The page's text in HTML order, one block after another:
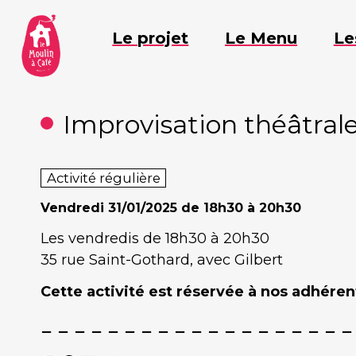
contenu
Le projet Le Menu
Improvisation
Activité régulière
Vendredi 31/01/2025 de 18h30 à 20h30
Les vendredis de 18h30 à 20h30
35 rue Saint-Gothard, avec Gilbert
Cette activité est réservée à nos